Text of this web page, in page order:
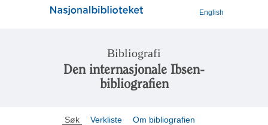
English
Bibliografi
Den internasjonale Ibsen-
bibliografien
Søk Verkliste Om bibliografien